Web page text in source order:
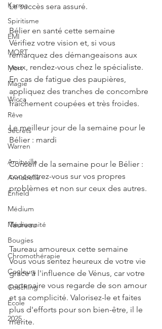
Karma
Spiritisme
EMI
MORT
Mort
Magie
Wicca
Rêve
Secrets
Warren
Amityville
Annabelle
Enfield
Médium
Médiumnité
Bougies
Chromothérapie
Couleurs
Coaching
École
2025
Le succès sera assuré.
Bélier en santé cette semaine
Vérifiez votre vision et, si vous
remarquez des démangeaisons aux
yeux, rendez-vous chez le spécialiste.
En cas de fatigue des paupières,
appliquez des tranches de concombre
fraîchement coupées et très froides.
Le meilleur jour de la semaine pour le
Bélier : mardi
Conseil de la semaine pour le Bélier :
concentrez-vous sur vos propres
problèmes et non sur ceux des autres.
Taureau
Taureau amoureux cette semaine
Vous vous sentez heureux de votre vie
grâce à l'influence de Vénus, car votre
partenaire vous regarde de son amour
et sa complicité. Valorisez-le et faites
plus d'efforts pour son bien-être, il le
mérite.